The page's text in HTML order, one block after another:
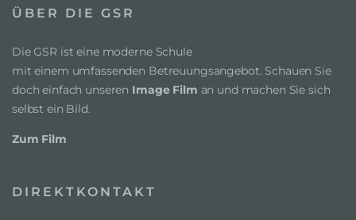
ÜBER DIE GSR
Die GSR ist eine moderne Schule
mit einem umfassenden Betreuungsangebot. Schauen Sie
doch einfach unseren Image Film an und machen Sie sich
selbst ein Bild.
Zum Film
DIREKTKONTAKT